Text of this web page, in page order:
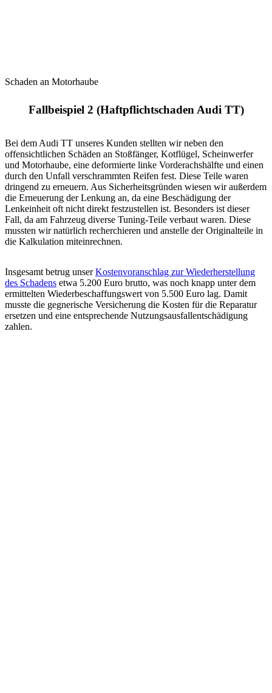
Schaden an Motorhaube
Fallbeispiel 2 (Haftpflichtschaden Audi TT)
Bei dem Audi TT unseres Kunden stellten wir neben den
offensichtlichen Schäden an Stoßfänger, Kotflügel, Scheinwerfer
und Motorhaube, eine deformierte linke Vorderachshälfte und einen
durch den Unfall verschrammten Reifen fest. Diese Teile waren
dringend zu erneuern. Aus Sicherheitsgründen wiesen wir außerdem
die Erneuerung der Lenkung an, da eine Beschädigung der
Lenkeinheit oft nicht direkt festzustellen ist. Besonders ist dieser
Fall, da am Fahrzeug diverse Tuning-Teile verbaut waren. Diese
mussten wir natürlich recherchieren und anstelle der Originalteile in
die Kalkulation miteinrechnen.
Insgesamt betrug unserKostenvoranschlag zur Wiederherstellung
des Schadens etwa 5.200 Euro brutto, was noch knapp unter dem
ermittelten Wiederbeschaffungswert von 5.500 Euro lag. Damit
musste die gegnerische Versicherung die Kosten für die Reparatur
ersetzen und eine entsprechende Nutzungsausfallentschädigung
zahlen.